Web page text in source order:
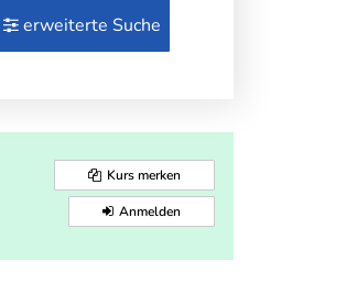
erweiterte Suche
Kurs merken
Anmelden